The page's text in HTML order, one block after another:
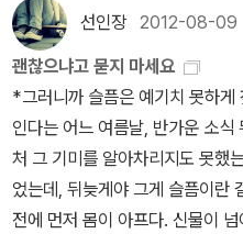
신사' 진지한 씨는 자기 집에 사는
씨가 대대로(할아버지 진지함 아
랫동안 주인의 모습을 하고 살아
동안 집안 공기를 휘젓고 다니면
풀어준다는 것이다. '진지한 성격
는 뒤틀린 화석 같은 고집불통이
령도 진지한 씨도 이 문제에 대해
Neil Gaiman
A Monster Calls - Patrick
기 있는 소재만 한권으로 번역되
긴해요. 표지가 마음에 들었
어서 읽었어요. 읽고보니 케이트
녀의 책을 읽지 않고 구입만 했
있는 책을 읽어봐야겠다는 생각
만 따뜻하고 아름다운 판타지
편과 달리 3편은 저자인 ｀루이
데 불행이도 1,2편에 읽어주신분
선인장2012-08-09
괜찮으냐고 묻지 마세요
*그러니까 슬픔은 예기치 못하게
인다는 어느 여름날, 반가운 소식
처 그 기미를 알아차리지도 못했
었는데, 뒤늦게야 그게 슬픔이란
전에 먼저 몸이 아프다. 신물이